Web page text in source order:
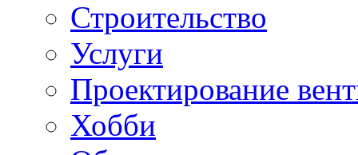
Строительство
Услуги
Проектирование
Хобби